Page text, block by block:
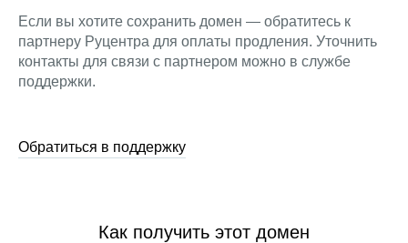
Если вы хотите сохранить домен — обратитесь к
партнеру Руцентра для оплаты продления. Уточнить
контакты для связи с партнером можно в службе
поддержки.
Обратиться в поддержку
Как получить этот домен